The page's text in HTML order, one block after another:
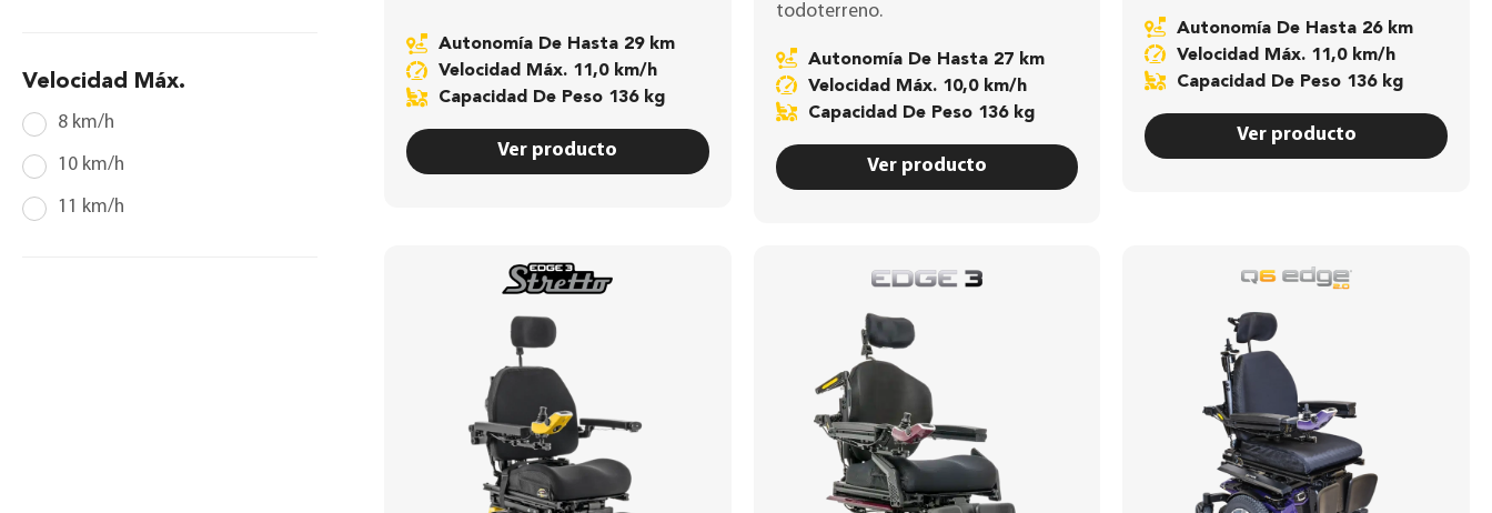
Velocidad Máx.
8 km/h
10 km/h
11 km/h
Autonomía De Hasta 29 km
Velocidad Máx. 11,0 km/h
Capacidad De Peso 136 kg
Ver producto
todoterreno.
Autonomía De Hasta 27 km
Velocidad Máx. 10,0 km/h
Capacidad De Peso 136 kg
Ver producto
Autonomía De Hasta 26 km
Velocidad Máx. 11,0 km/h
Capacidad De Peso 136 kg
Ver producto